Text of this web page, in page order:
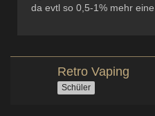
da evtl so 0,5-1% mehr
Retro Vaping
Schüler